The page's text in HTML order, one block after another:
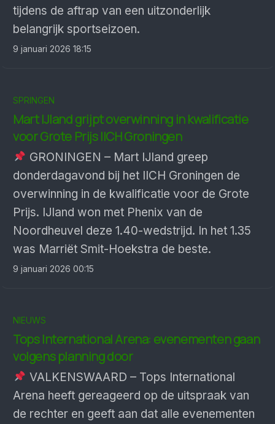
tijdens de aftrap van een uitzonderlijk
belangrijk sportseizoen.
9 januari 2026 18:15
SPRINGEN
Mart IJland grijpt overwinning in kwalificatie
voor Grote Prijs IICH Groningen
GRONINGEN – Mart IJland greep
donderdagavond bij het IICH Groningen de
overwinning in de kwalificatie voor de Grote
Prijs. IJland won met Phenix van de
Noordheuvel deze 1.40-wedstrijd. In het 1.35
was Marriët Smit-Hoekstra de beste.
9 januari 2026 00:15
NIEUWS
Tops International Arena: evenementen gaan
volgens planning door
VALKENSWAARD – Tops International
Arena heeft gereageerd op de uitspraak van
de rechter en geeft aan dat alle evenementen